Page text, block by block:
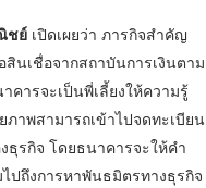
ชย์ เปิดเผยว่า ภารกิจสำคัญ
สินเชื่อจากสถาบันการเงินตาม
ารจะเป็นพี่เลี้ยงให้ความรู้
าพสามารถเข้าไปจดทะเบียน
ธุรกิจ โดยธนาคารจะให้คำ
ปถึงการหาพันธมิตรทางธุรกิจ